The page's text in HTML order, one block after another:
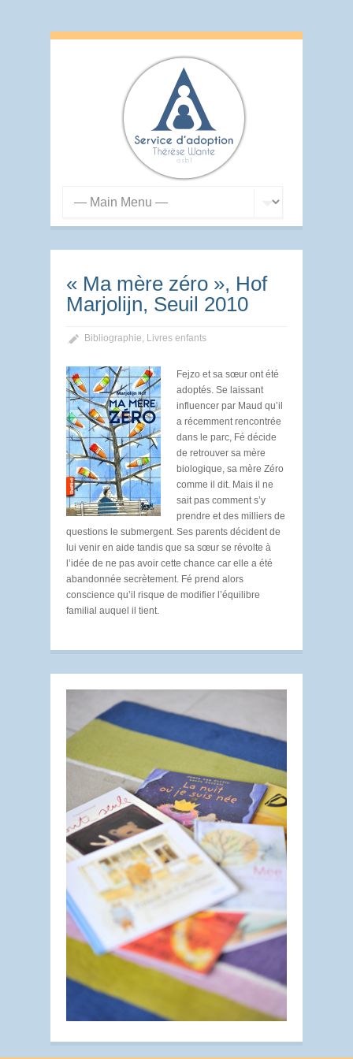
« Ma mère zéro », Hof
Marjolijn, Seuil 2010
Bibliographie, Livres enfants
Fejzo et sa sœur ont été
adoptés. Se laissant
influencer par Maud qu’il
a récemment rencontrée
dans le parc, Fé décide
de retrouver sa mère
biologique, sa mère Zéro
comme il dit. Mais il ne
sait pas comment s’y
prendre et des milliers de
questions le submergent. Ses parents décident de
lui venir en aide tandis que sa sœur se révolte à
l’idée de ne pas avoir cette chance car elle a été
abandonnée secrètement. Fé prend alors
conscience qu’il risque de modifier l’équilibre
familial auquel il tient.